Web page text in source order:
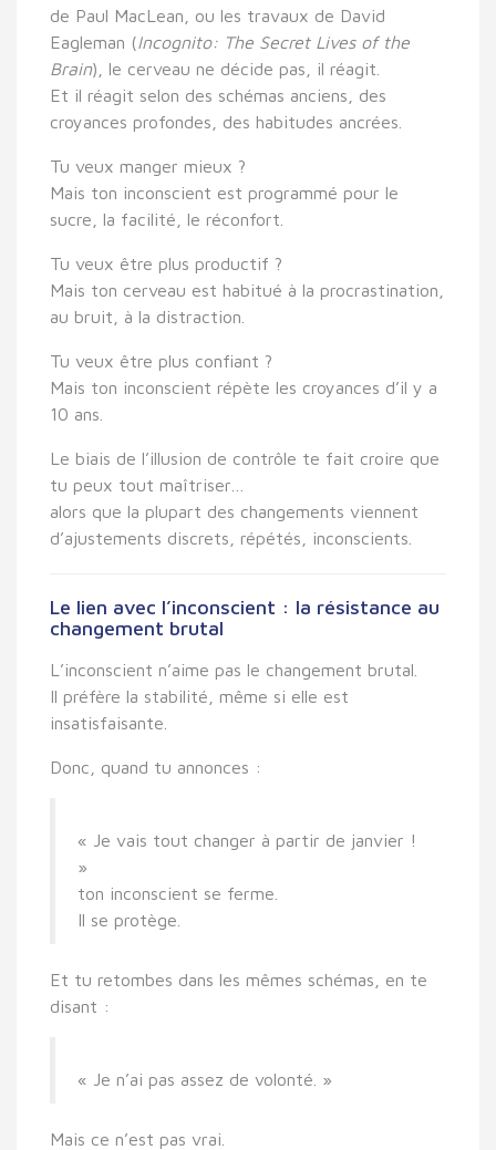
de Paul MacLean, ou les travaux de David
Eagleman (Incognito: The Secret Lives of the
Brain), le cerveau ne décide pas, il réagit
Et il réagit selon des schémas anciens, des
croyances profondes, des habitudes ancrées.
Tu veux manger mieux ?
Mais ton inconscient est programmé pour le
sucre, la facilité, le réconfort.
Tu veux être plus productif ?
Mais ton cerveau est habitué à la procrastination,
au bruit, à la distraction.
Tu veux être plus confiant ?
Mais ton inconscient répète les croyances d’il y a
10 ans.
Le biais de l’illusion de contrôle te fait croire que
tu peux tout maîtriser…
alors que la plupart des changements viennent
d’ajustements discrets, répétés, inconscients.
Le lien avec l’inconscient : la résistance au
changement brutal
L’inconscient n’aime pas le changement brutal.
Il préfère la stabilité, même si elle est
insatisfaisante.
Donc, quand tu annonces :
« Je vais tout changer à partir de janvier !
»
ton inconscient se ferme.
Il se protège.
Et tu retombes dans les mêmes schémas, en te
disant :
« Je n’ai pas assez de volonté. »
Mais ce n’est pas vrai.